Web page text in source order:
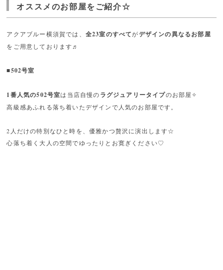
オススメのお部屋をご紹介☆
アクアブルー横須賀では、 全23室のすべてがデザインの異なるお部屋
をご用意しております♬
■502号室
1番人気の502号室は当店自慢のラグジュアリータイプのお部屋✧
高級感あふれる落ち着いたデザインで人気のお部屋です。
2人だけの特別なひと時を、優雅かつ贅沢に演出します☆
心落ち着く大人の空間でゆったりとお寛ぎください♡